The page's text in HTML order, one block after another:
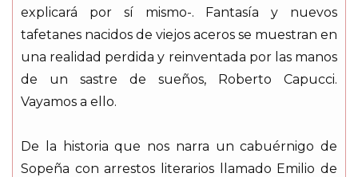
explicará por sí mismo-. Fantasía y nuevos
tafetanes nacidos de viejos aceros se muestran en
una realidad perdida y reinventada por las manos
de un sastre de sueños, Roberto Capucci.
Vayamos a ello.
De la historia que nos narra un cabuérnigo de
Sopeña con arrestos literarios llamado Emilio de